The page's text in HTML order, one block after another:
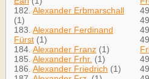
182. Alexander Erbmarschall
(1)
183. Alexander Ferdinand
Fürst (1)
184. Alexander Franz (1)
185. Alexander Frhr. (1)
186. Alexander Friedrich (1)